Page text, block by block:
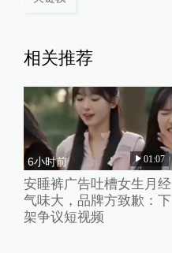
相关推荐
6小时前 01:07
安睡裤广告吐槽女生月经
气味大，品牌方致歉：下
架争议短视频